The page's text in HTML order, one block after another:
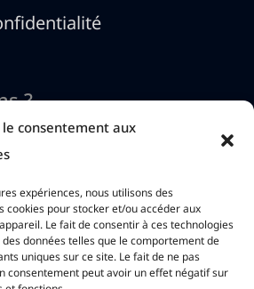
le consentement aux
expériences, nous utilisons des
cookies pour stocker et/ou accéder aux
Le fait de consentir à ces technologies
données telles que le comportement de
uniques sur ce site. Le fait de ne pas
consentement peut avoir un effet négatif sur
?